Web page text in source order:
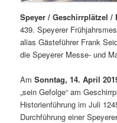
Speyer / Geschirrplätzel
439. Speyerer
alias Gästeführer Frank
die Speyerer Messe- und
AmSonntag, 14. April
„sein Gefolge“ am
Historienführung im Juli
Durchführung einer